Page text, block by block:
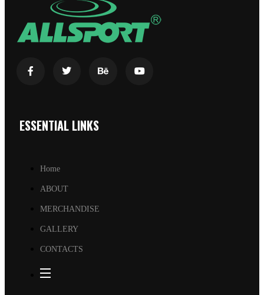
ESSENTIAL LINKS
Home
ABOUT
MERCHANDISE
GALLERY
CONTACTS